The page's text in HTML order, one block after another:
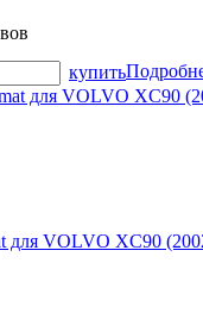
купить
для VOLVO XC90